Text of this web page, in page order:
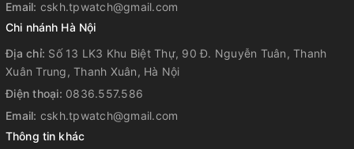
Email: cskh.tpwatch@gmail.com
Chi nhánh Hà Nội
Địa chỉ: Số 13 LK3 Khu Biệt Thự, 90 Đ. Nguyễn Tuân, Thanh
Xuân Trung, Thanh Xuân, Hà Nội
Điện thoại: 0836.557.586
Email: cskh.tpwatch@gmail.com
Thông tin khác